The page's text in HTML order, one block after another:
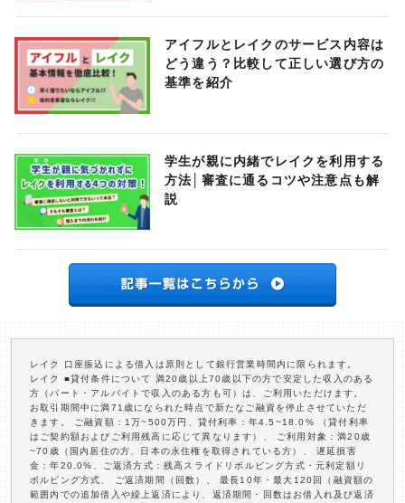
アイフルとレイクのサービス内容は
どう違う？比較して正しい選び方の
基準を紹介
学生が親に内緒でレイクを利用する
方法│審査に通るコツや注意点も解
説
レイク 口座振込による借入は原則として銀行営業時間内に限られます。
レイク ■貸付条件について 満20歳以上70歳以下の方で安定した収入のある
方（パート・アルバイトで収入のある方も可）は、ご利用いただけます。
お取引期間中に満71歳になられた時点で新たなご融資を停止させていただ
きます。 ご融資額：1万~500万円、貸付利率：年4.5~18.0% （貸付利率
はご契約額およびご利用残高に応じて異なります）、 ご利用対象：満20歳
~70歳（国内居住の方、日本の永住権を取得されている方）、 遅延損害
金：年20.0%、ご返済方式：残高スライドリボルビング方式・元利定額リ
ボルビング方式、 ご返済期間（回数）、 最長10年・最大120回（融資額の
範囲内での追加借入や繰上返済により、返済期間・回数はお借入れ及び返済